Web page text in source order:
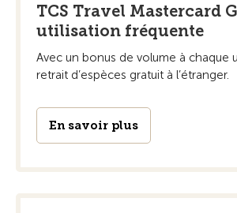
TCS Travel Mastercard
utilisation fréquente
Avec un bonus de volume à chaque
retrait d’espèces gratuit à l’étranger.
En savoir plus